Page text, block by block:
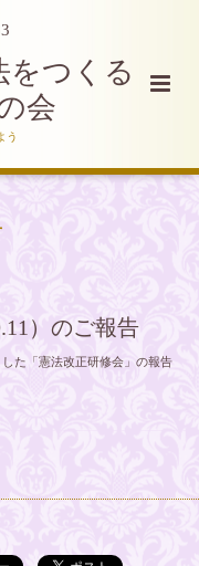
をつくる
会
う
）のご報告
た「憲法改正研修会」の報告